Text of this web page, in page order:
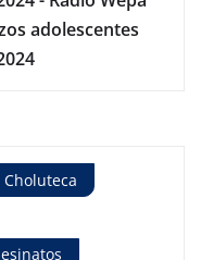
adolescentes